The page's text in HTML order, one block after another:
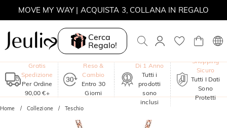
MOVE MY WAY | ACQUISTA 3, COLLANA IN REGALO
Cerca
Regalo!
Gratis
Spedizione
Per Ordine
90,00 €+
Reso &
Cambio
Entro 30
Giorni
Di 1 Anno
Tutti i
prodotti
sono
inclusi
Shopping
Sicuro
Tutti I Dati
Sono
Protetti
Home Collezione Teschio